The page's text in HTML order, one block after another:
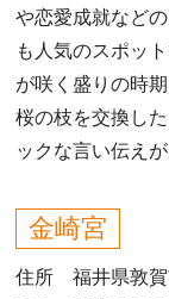
や恋愛成就など
も人気のスポッ
が咲く盛りの時
桜の枝を交換し
ックな言い伝えが
金崎宮
住所 福井県敦賀